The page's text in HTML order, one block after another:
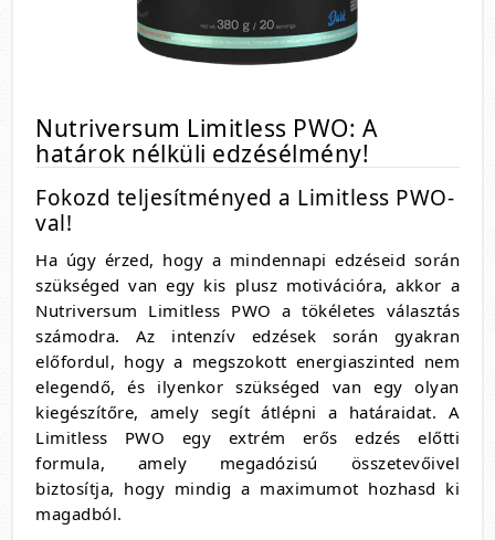
Nutriversum Limitless PWO: A
határok nélküli edzésélmény!
Fokozd teljesítményed a Limitless PWO-
val!
Ha úgy érzed, hogy a mindennapi edzéseid során
szükséged van egy kis plusz motivációra, akkor a
Nutriversum Limitless PWO a tökéletes választás
számodra. Az intenzív edzések során gyakran
előfordul, hogy a megszokott energiaszinted nem
elegendő, és ilyenkor szükséged van egy olyan
kiegészítőre, amely segít átlépni a határaidat. A
Limitless PWO egy extrém erős edzés előtti
formula, amely megadózisú összetevőivel
biztosítja, hogy mindig a maximumot hozhasd ki
magadból.